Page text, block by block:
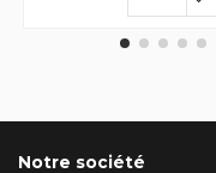
Notre société